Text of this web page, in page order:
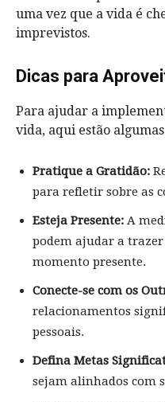
uma vez que a vida é
imprevistos.
Dicas para
Para ajudar a
vida, aqui estão
Pratique a Gratidão:
para refletir sobre as
Esteja Presente: A
podem ajudar a
momento presente.
Conecte-se com os
relacionamentos
pessoais.
Defina Metas
sejam alinhados com